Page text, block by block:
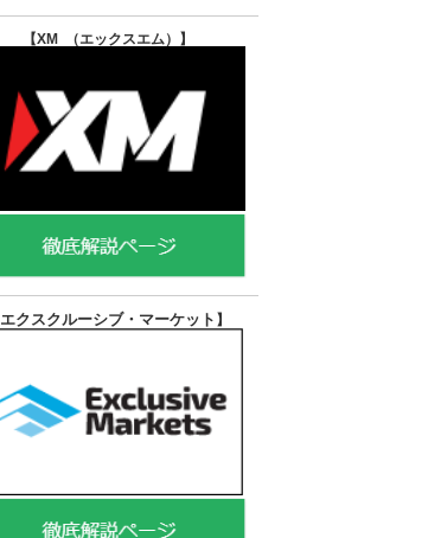
【XM （エックスエム） 】
エクスクルーシブ・マーケット 】